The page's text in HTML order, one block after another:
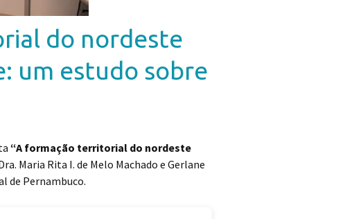
do nordeste
um estudo sobre
“A formação territorial do nordeste
Maria Rita I. de Melo Machado e Gerlane
de Pernambuco.